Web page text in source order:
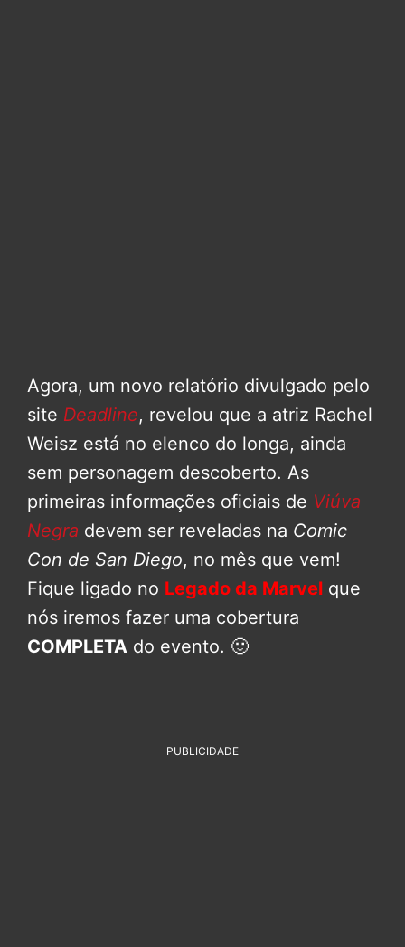
Agora, um novo relatório divulgado pelo
site Deadline, revelou que a atriz Rachel
Weisz está no elenco do longa, ainda
sem personagem descoberto. As
primeiras informações oficiais de Viúva
Negra devem ser reveladas na Comic
Con de San Diego, no mês que vem!
Fique ligado no Legado da Marvel que
nós iremos fazer uma cobertura
COMPLETA do evento. 🙂
PUBLICIDADE